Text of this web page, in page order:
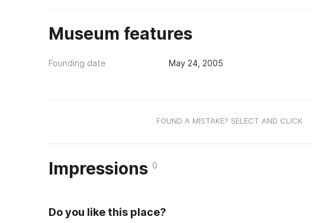
Museum features
Founding date May 24, 2005
FOUND A MISTAKE? SELECT AND CLICK
Impressions 0
Do you like this place?